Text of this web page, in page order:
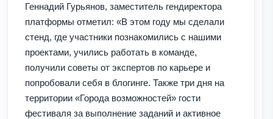
Геннадий Гурьянов, заместитель гендиректора
платформы отметил: «В этом году мы сделали
стенд, где участники познакомились с нашими
проектами, учились работать в команде,
получили советы от экспертов по карьере и
попробовали себя в блогинге. Также три дня на
территории «Города возможностей» гости
фестиваля за выполнение заданий и активное